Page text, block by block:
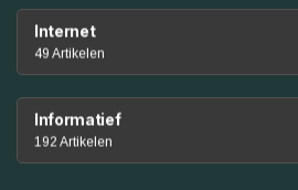
Internet
49 Artikelen
Informatief
192 Artikelen